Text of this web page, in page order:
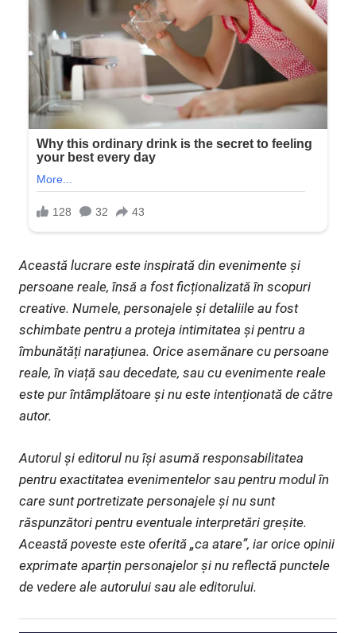
Această lucrare este inspirată din evenimente și
persoane reale, însă a fost ficționalizată în scopuri
creative. Numele, personajele și detaliile au fost
schimbate pentru a proteja intimitatea și pentru a
îmbunătăți narațiunea. Orice asemănare cu persoane
reale, în viață sau decedate, sau cu evenimente reale
este pur întâmplătoare și nu este intenționată de către
autor.
Autorul și editorul nu își asumă responsabilitatea
pentru exactitatea evenimentelor sau pentru modul în
care sunt portretizate personajele și nu sunt
răspunzători pentru eventuale interpretări greșite.
Această poveste este oferită „ca atare”, iar orice opinii
exprimate aparțin personajelor și nu reflectă punctele
de vedere ale autorului sau ale editorului.